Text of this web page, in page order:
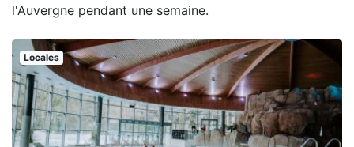
l'Auvergne pendant une semaine.
Locales